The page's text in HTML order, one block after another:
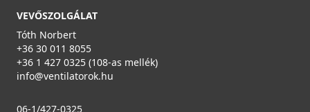
VEVŐSZOLGÁLAT
Tóth Norbert
+36 30 011 8055
+36 1 427 0325 (108-as mellék)
info@ventilatorok.hu
06-1/427-0325